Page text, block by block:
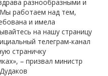
разнообразными и
работаем над тем,
и имела
на нашу страницу
телеграм-канал
страничку
– призвал министр